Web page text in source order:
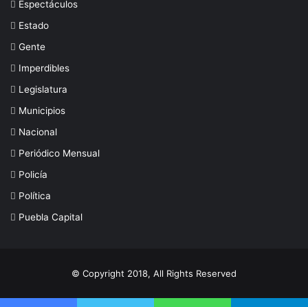
Espectáculos
Estado
Gente
Imperdibles
Legislatura
Municipios
Nacional
Periódico Mensual
Policía
Política
Puebla Capital
© Copyright 2018, All Rights Reserved